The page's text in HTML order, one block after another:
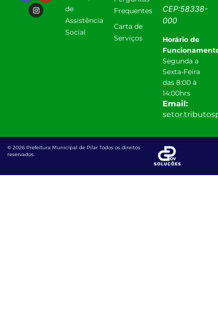
de
Assistência
Social
Frequentes
Carta de
Serviços
CEP:58338-
000
Horário de
Segunda a
Sexta-Feira
das 8:00 à
14:00hrs
Email:
© 2026 Prefeitura Municipal de Pilar Todos os direitos
reservados.